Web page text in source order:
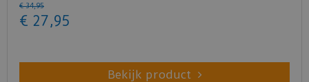
€ 34,95
€ 27,95
Bekijk product